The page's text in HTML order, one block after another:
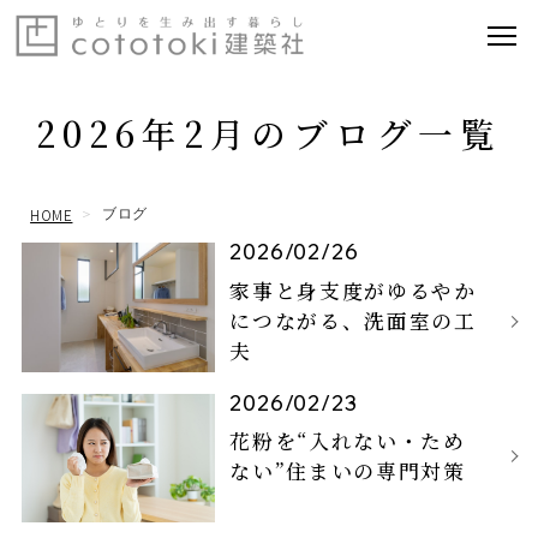
2026年2月のブログ一覧
HOME ブログ
2026/02/26
家事と身支度がゆるやか
につながる、洗面室の工
夫
2026/02/23
花粉を“入れない・ため
ない”住まいの専門対策